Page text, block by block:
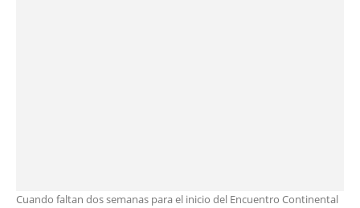
Cuando faltan dos semanas para el inicio del Encuentro Continental